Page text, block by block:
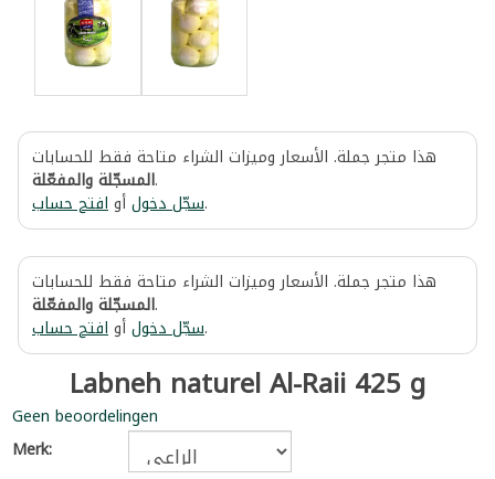
هذا متجر جملة. الأسعار وميزات الشراء متاحة فقط للحسابات
المسجّلة والمفعّلة.
سجّل دخولأوافتح حساب .
هذا متجر جملة. الأسعار وميزات الشراء متاحة فقط للحسابات
المسجّلة والمفعّلة.
سجّل دخولأوافتح حساب .
Labneh naturel Al-Raii 425 g
Geen beoordelingen
Merk: